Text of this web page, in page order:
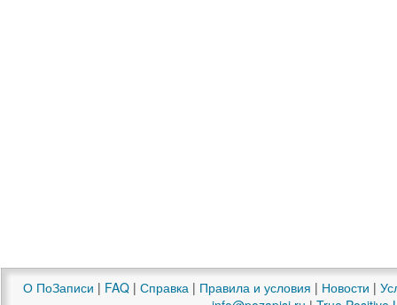
О ПоЗаписи | FAQ | Справка | Правила и условия | Новости |